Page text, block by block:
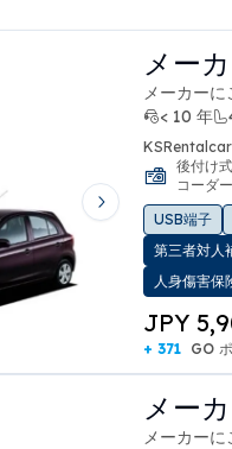
Next slide
メー
メーカーに
< 10 年
KSRentalcar
後付け
コーダー
USB端子
第三者対人
人身傷害保
JPY
+ 371 GO
メー
メーカーに